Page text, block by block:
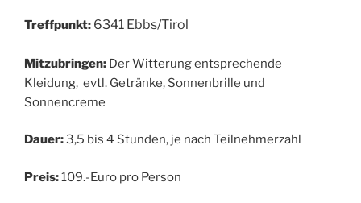
Treffpunkt: 6341 Ebbs/Tirol
Mitzubringen: Der Witterung entsprechende
Kleidung, evtl. Getränke, Sonnenbrille und
Sonnencreme
Dauer:3,5 bis 4 Stunden, je nach Teilnehmerzahl
Preis:109.-Euro pro Person